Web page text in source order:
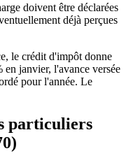
doivent être déclarées
déjà perçues
le crédit d'impôt donne
en janvier, l'avance versée
pour l'année. Le
particuliers